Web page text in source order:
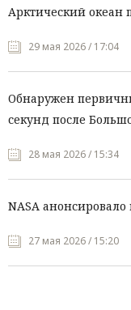
Арктический океан
29 мая 2026 / 17:04
Обнаружен
секунд после
28 мая 2026 / 15:34
NASA
27 мая 2026 / 15:20